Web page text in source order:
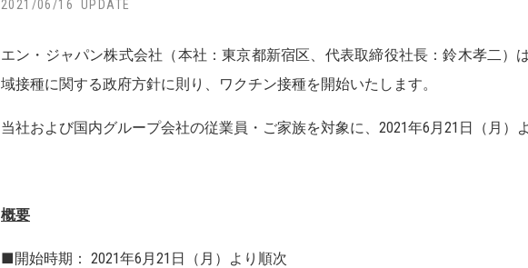
2021/06/16
エン・ジャパン株式会社（本社：東京都新宿区、代表取締役社長：鈴木孝二）
域接種に関する政府方針に則り、ワクチン接種を開始いたします。
当社および国内グループ会社の従業員・ご家族を対象に、2021年6月21日（月）
概要
■開始時期： 2021年6月21日（月）より順次